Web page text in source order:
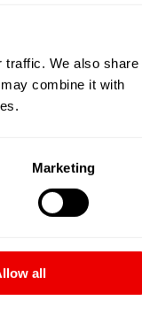
traffic. We also share
combine it with
Marketing
all